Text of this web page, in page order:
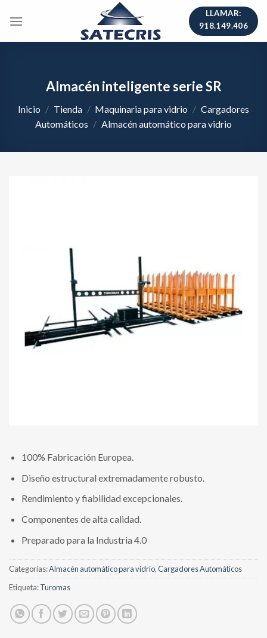
LLAMAR:
918.149.406
Almacén inteligente serie SR
Inicio / Tienda / Maquinaria para vidrio / Cargadores
Automáticos / Almacén automático para vidrio
100% Fabricación Europea.
Diseño estructural extremadamente robusto.
Rendimiento y fiabilidad excepcionales.
Componentes de alta calidad.
Preparado para la Industria 4.0
Categorías:Almacén automático para vidrio,Cargadores Automáticos
Etiqueta:Turomas